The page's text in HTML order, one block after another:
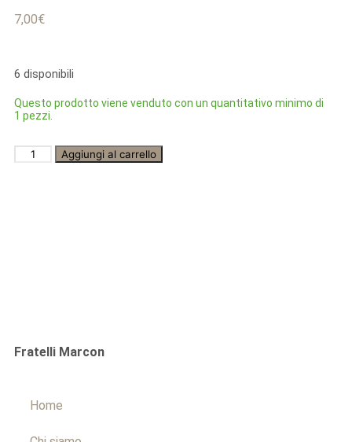
7,00€
6 disponibili
Questo prodotto viene venduto con un quantitativo minimo di
1 pezzi.
Aggiungi al carrello
Fratelli Marcon
Home